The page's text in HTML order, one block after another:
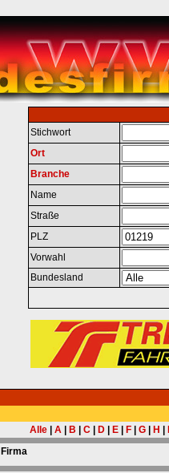
Stichwort
Ort
Branche
Name
Straße
PLZ
Vorwahl
Bundesland
Alle| A| B C| D| E| F| G| H
Firma